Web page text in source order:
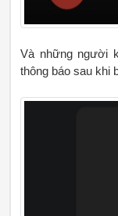
Và những người
thông báo sau khi